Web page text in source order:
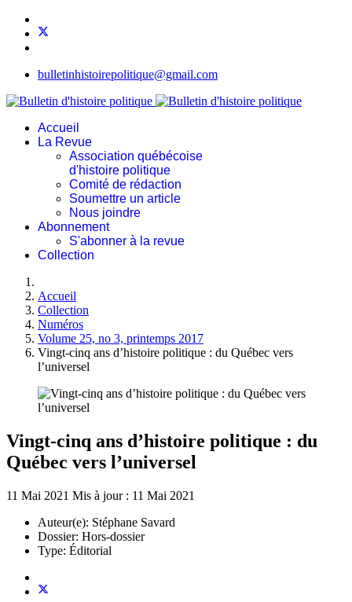
bulletinhistoirepolitique@gmail.com
Accueil
La Revue
Association québécoise
d'histoire politique
Comité de rédaction
Soumettre un article
Nous joindre
Abonnement
S'abonner à la revue
Collection
Accueil
Collection
Numéros
Volume 25, no 3, printemps 2017
Vingt-cinq ans d’histoire politique : du Québec vers
l’universel
Vingt-cinq ans d’histoire politique : du
Québec vers l’universel
11 Mai 2021 Mis à jour : 11 Mai 2021
Auteur(e): Stéphane Savard
Dossier: Hors-dossier
Type: Éditorial